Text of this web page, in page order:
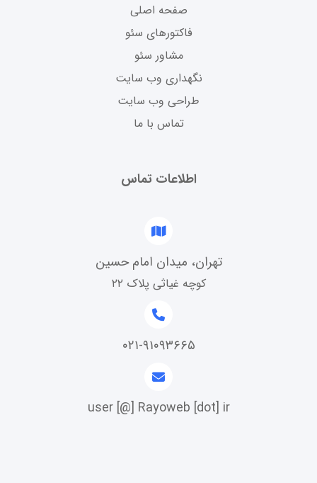
صفحه اصلی
فاکتورهای سئو
مشاور سئو
نگهداری وب سایت
طراحی وب سایت
تماس با ما
اطلاعات تماس
تهران، میدان امام حسین
کوچه غیاثی پلاک ۲۲
۰۲۱-۹۱۰۹۳۶۶۵
user [@] Rayoweb [dot] ir